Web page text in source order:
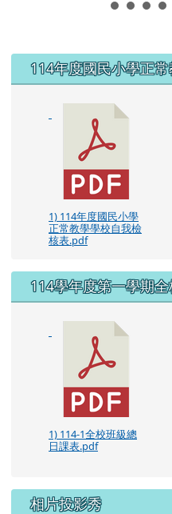
左邊區域內容
114年度國民小學正
1) 114年度國民小學
正常教學學校自我檢
核表.pdf
114學年度第一學期
1) 114-1全校班級總
日課表.pdf
相片投影秀